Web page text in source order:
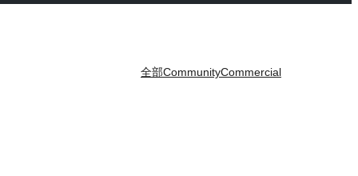
全部CommunityCommercial